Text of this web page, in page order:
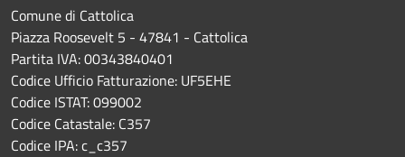
Comune di Cattolica
Piazza Roosevelt 5 - 47841 - Cattolica
Partita IVA: 00343840401
Codice Ufficio Fatturazione: UF5EHE
Codice ISTAT: 099002
Codice Catastale: C357
Codice IPA: c_c357